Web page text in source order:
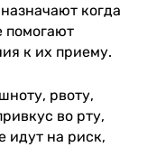
когда
помогают
к их приему.
рвоту,
во рту,
идут на риск,